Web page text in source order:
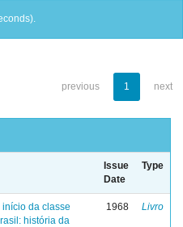
previous 1 next
Issue
Date
Type
início da classe
história da
1968 Livro